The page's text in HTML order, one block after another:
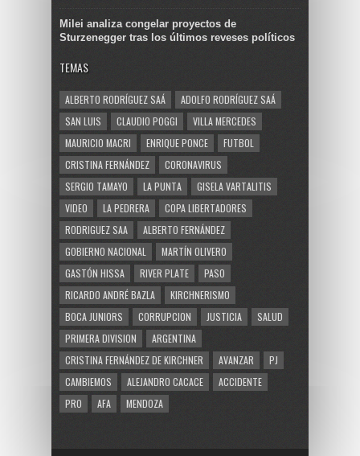
Milei analiza congelar proyectos de
Sturzenegger tras los últimos reveses políticos
TEMAS
ALBERTO RODRÍGUEZ SAÁ
ADOLFO RODRÍGUEZ SAÁ
SAN LUIS
CLAUDIO POGGI
VILLA MERCEDES
MAURICIO MACRI
ENRIQUE PONCE
FUTBOL
CRISTINA FERNÁNDEZ
CORONAVIRUS
SERGIO TAMAYO
LA PUNTA
GISELA VARTALITIS
VIDEO
LA PEDRERA
COPA LIBERTADORES
RODRIGUEZ SAA
ALBERTO FERNÁNDEZ
GOBIERNO NACIONAL
MARTÍN OLIVERO
GASTÓN HISSA
RIVER PLATE
PASO
RICARDO ANDRÉ BAZLA
KIRCHNERISMO
BOCA JUNIORS
CORRUPCION JUSTICIA
SALUD
PRIMERA DIVISION
ARGENTINA
CRISTINA FERNÁNDEZ DE KIRCHNER
AVANZAR
PJ
CAMBIEMOS
ALEJANDRO CACACE
ACCIDENTE
PRO
AFA MENDOZA